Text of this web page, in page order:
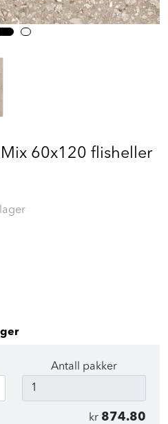
60x120 flisheller
Antall pakker
kr 874.80